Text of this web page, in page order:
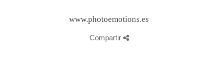
www.photoemotions.es
Compartir